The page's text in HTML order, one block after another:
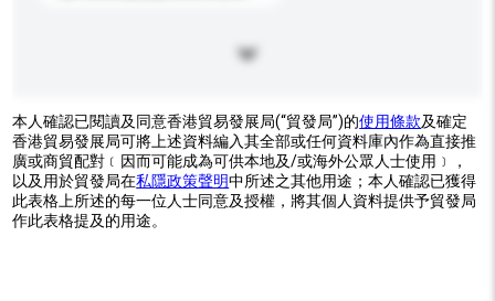
本人確認已閱讀及同意香港貿易發展局(“貿發局”)的使用條款及確定
香港貿易發展局可將上述資料編入其全部或任何資料庫內作為直接推
廣或商貿配對﹝因而可能成為可供本地及/或海外公眾人士使用﹞，
以及用於貿發局在私隱政策聲明中所述之其他用途；本人確認已獲得
此表格上所述的每一位人士同意及授權，將其個人資料提供予貿發局
作此表格提及的用途。